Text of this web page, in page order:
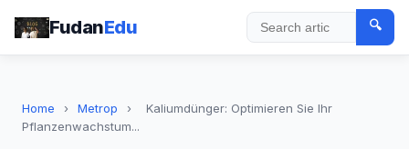
FudanEdu Search
🔍
Home › Metrop ›
Kaliumdünger: Optimieren Sie Ihr
Pflanzenwachstum...